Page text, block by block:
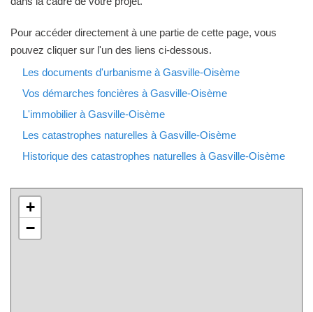
Pour accéder directement à une partie de cette page, vous
pouvez cliquer sur l'un des liens ci-dessous.
Les documents d'urbanisme à Gasville-Oisème
Vos démarches foncières à Gasville-Oisème
L'immobilier à Gasville-Oisème
Les catastrophes naturelles à Gasville-Oisème
Historique des catastrophes naturelles à Gasville-Oisème
+
−